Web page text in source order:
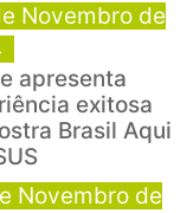
Novembro de
apresenta
exitosa
Brasil Aqui
Novembro de